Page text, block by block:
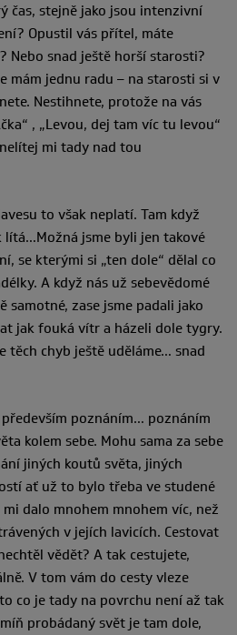
čas, stejně jako jsou intenzivní
Opustil vás přítel, máte
Nebo snad ještě horší starosti?
mám jednu radu – na starosti si v
Nestihnete, protože na vás
, „Levou, dej tam víc tu levou“
mi tady nad tou
to však neplatí. Tam když
lítá…Možná jsme byli jen takové
se kterými si „ten dole“ dělal co
A když nás už sebevědomé
samotné, zase jsme padali jako
jak fouká vítr a házeli dole tygry.
těch chyb ještě uděláme… snad
především poznáním… poznáním
kolem sebe. Mohu sama za sebe
jiných koutů světa, jiných
ať už to bylo třeba ve studené
dalo mnohem mnohem víc, než
v jejích lavicích. Cestovat
vědět? A tak cestujete,
V tom vám do cesty vleze
co je tady na povrchu není až tak
probádaný svět je tam dole,